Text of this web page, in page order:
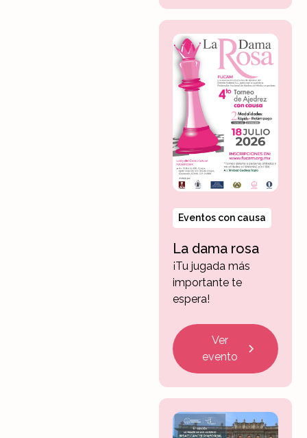
Eventos con causa
La dama rosa
¡Tu jugada más
importante te
espera!
Ver
evento